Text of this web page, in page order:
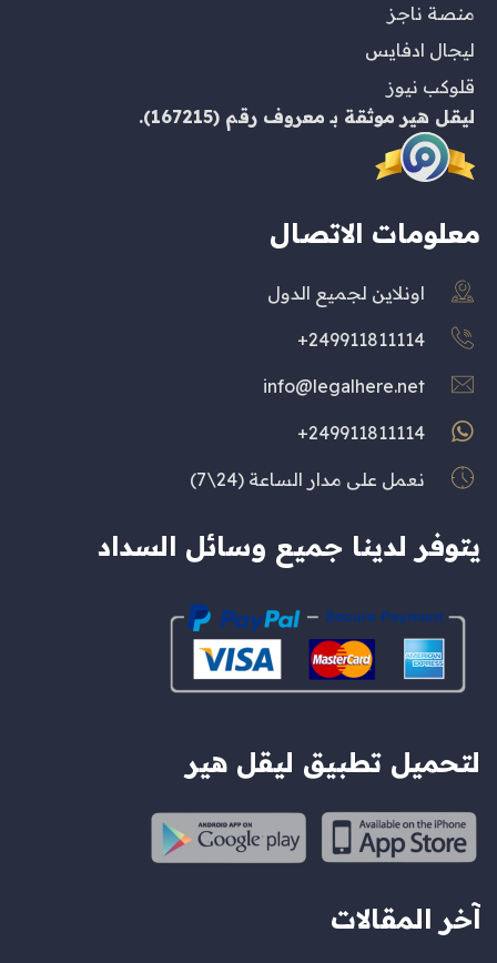
منصة ناجز
ليجال ادفايس
قلوكب نيوز
ليقل هير موثقة بـ معروف رقم (167215).
معلومات الاتصال
اونلاين لجميع الدول
249911811114+
info@legalhere.net
249911811114+
نعمل على مدار الساعة (24\7)
يتوفر لدينا جميع وسائل السداد
لتحميل تطبيق ليقل هير
آخر المقالات